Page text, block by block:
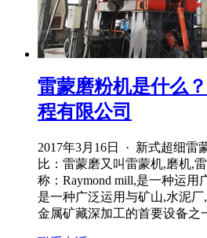
雷蒙磨粉机是什么
程有限公司
2017年3月16日 · 新式超细雷
比：雷蒙磨又叫雷蒙机,磨机,
称：Raymond mill,是一种运用
是一种广泛运用与矿山,水泥
金属矿藏深加工的首要设备之